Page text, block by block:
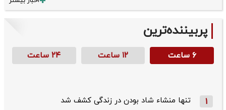
پربیننده‌ترین
۶ ساعت ۱۲ ساعت ۲۴ ساعت
1 تنها منشاء شاد بودن در زندگی کشف شد